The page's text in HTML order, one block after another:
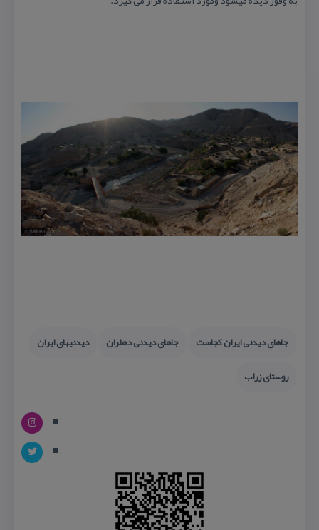
جاهای دیدنی ایران كجاست جاهای دیدنی دهلران
دیدنیهای ایران
روستای زراب